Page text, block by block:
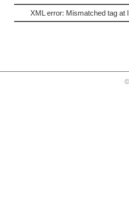
XML error: Mismatched tag at